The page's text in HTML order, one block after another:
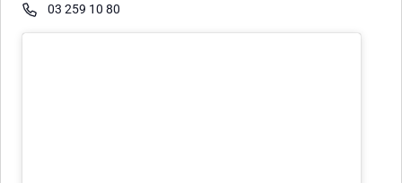
Telefoon03 259 10 80